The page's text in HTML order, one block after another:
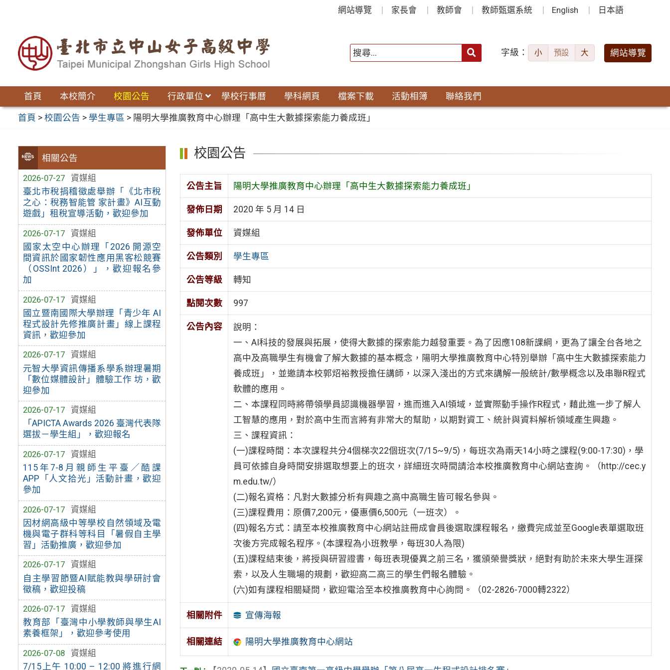
網站導覽 家長會 教師會 教師甄選系統 English 日本語
字級： 小 預設 大 網站導覽
首頁 本校簡介 校園公告 行政單位 學校行事曆 學科網頁 檔案下載 活動相簿 聯絡我們
首頁 >校園公告 > 學生專區 > 陽明大學推廣教育中心辦理「高中生大數據探索能力養成班」
相關公告
2026-07-27
資媒組
臺北市稅捐稽徵處舉辦「《北市稅
之心：稅務智能管 家計畫》AI互動
遊戲」租稅宣導活動，歡迎參加
2026-07-17
資媒組
國家太空中心辦理「2026 開源空
間資訊於國家韌性應用黑客松競賽
（OSSInt 2026）」，歡迎報名參
加
2026-07-17
資媒組
國立暨南國際大學辦理「青少年 AI
程式設計先修推廣計畫」線上課程
資訊，歡迎參加
2026-07-17
資媒組
元智大學資訊傳播系學系辦理暑期
「數位媒體設計」體驗工作 坊，歡
迎參加
2026-07-17
資媒組
「APICTA Awards 2026 臺灣代表隊
選拔－學生組」，歡迎報名
2026-07-17
資媒組
115年7-8月親師生平臺／酷課
APP「人文拾光」活動計畫，歡迎
參加
2026-07-17
資媒組
因材網高級中等學校自然領域及電
機與電子群科等科目「暑假自主學
習」活動推廣，歡迎參加
2026-07-17
資媒組
自主學習節暨AI賦能教與學研討會
徵稿，歡迎投稿
2026-07-17
資媒組
教育部「臺灣中小學教師與學生AI
素養框架」，歡迎參考使用
2026-07-08
資媒組
7/15上午 10:00 – 12:00 將進行網
校園公告
公告主旨 陽明大學推廣教育中心辦理「高中生大數據探索能力養成班」
發佈日期 2020 年 5 月 14 日
發佈單位 資媒組
公告類別 學生專區
公告等級 轉知
點閱次數 997
公告內容
說明：
一、AI科技的發展與拓展，使得大數據的探索能力越發重要。為了因應108新課綱，更為了讓全台各地之
高中及高職學生有機會了解大數據的基本概念，陽明大學推廣教育中心特別舉辦「高中生大數據探索能力
養成班」，並邀請本校郭炤裕教授擔任講師，以深入淺出的方式來講解一般統計/數學概念以及串聯R程式
軟體的應用。
二、本課程同時將帶領學員認識機器學習，進而進入AI領域，並實際動手操作R程式，藉此進一步了解人
工智慧的應用，對於高中生而言將有非常大的幫助，以期對資工、統計與資料解析領域產生興趣。
三、課程資訊：
(一)課程時間：本次課程共分4個梯次22個班次(7/15~9/5)，每班次為兩天14小時之課程(9:00-17:30)，學
員可依據自身時間安排選取想要上的班次，詳細班次時間請洽本校推廣教育中心網站查詢。（http://cec.y
m.edu.tw/）
(二)報名資格：凡對大數據分析有興趣之高中高職生皆可報名參與。
(三)課程費用：原價7,200元，優惠價6,500元（一班次）。
(四)報名方式：請至本校推廣教育中心網站註冊成會員後選取課程報名，繳費完成並至Google表單選取班
次後方完成報名程序。(本課程為小班教學，每班30人為限)
(五)課程結束後，將授與研習證書，每班表現優異之前三名，獲頒榮譽獎狀，絕對有助於未來大學生涯探
索，以及人生職場的規劃，歡迎高二高三的學生們報名體驗。
(六)如有課程相關疑問，歡迎電洽至本校推廣教育中心詢問。（02-2826-7000轉2322）
相關附件 宣傳海報
相關連結 陽明大學推廣教育中心網站